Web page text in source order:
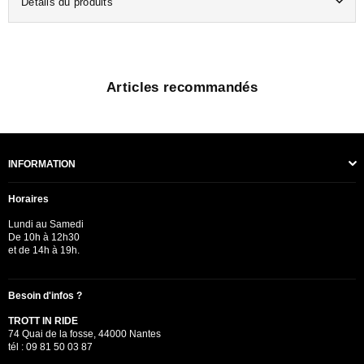
Articles recommandés
INFORMATION
Horaires
Lundi au Samedi
De 10h à 12h30
et de 14h à 19h.
Besoin d'infos ?
TROTT IN RIDE
74 Quai de la fosse, 44000 Nantes
tél : 09 81 50 03 87